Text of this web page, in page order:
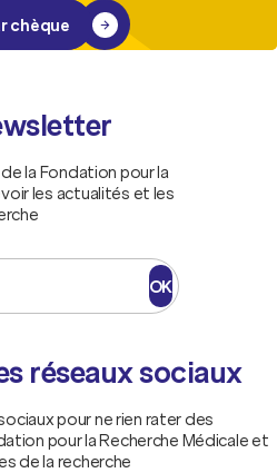
chèque
la Fondation pour la
les actualités et les
OK
réseaux sociaux
pour ne rien rater des
pour la Recherche Médicale et
de la recherche